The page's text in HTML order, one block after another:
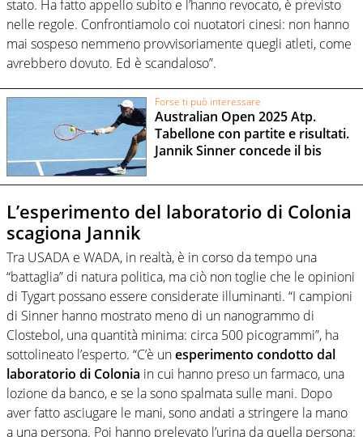
stato. Ha fatto appello subito e l’hanno revocato, è previsto
nelle regole. Confrontiamolo coi nuotatori cinesi: non hanno
mai sospeso nemmeno provvisoriamente quegli atleti, come
avrebbero dovuto. Ed è scandaloso”.
Forse ti può interessare
Australian Open 2025 Atp.
Tabellone con partite e risultati.
Jannik Sinner concede il bis
L’esperimento del laboratorio di Colonia
scagiona Jannik
Tra USADA e WADA, in realtà, è in corso da tempo una
“battaglia” di natura politica, ma ciò non toglie che le opinioni
di Tygart possano essere considerate illuminanti. “I campioni
di Sinner hanno mostrato meno di un nanogrammo di
Clostebol, una quantità minima: circa 500 picogrammi”, ha
sottolineato l’esperto. “C’è unesperimento condotto dal
laboratorio di Colonia in cui hanno preso un farmaco, una
lozione da banco, e se la sono spalmata sulle mani. Dopo
aver fatto asciugare le mani, sono andati a stringere la mano
a una persona. Poi hanno prelevato l’urina da quella persona: